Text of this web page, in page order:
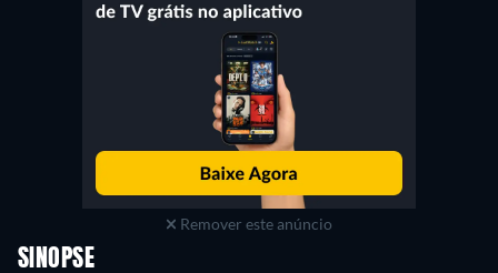
Remover este anúncio
SINOPSE